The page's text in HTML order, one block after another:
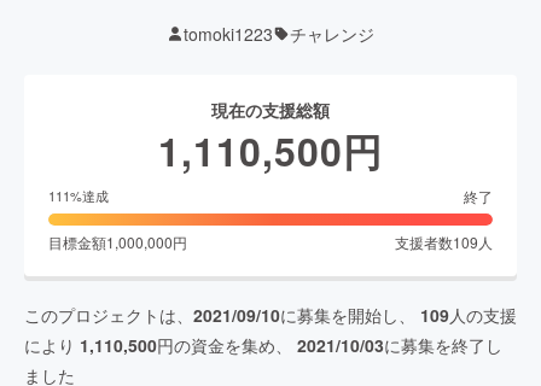
tomoki1223 チャレンジ
現在の支援総額
1,110,500円
111%達成 終了
目標金額1,000,000円 支援者数109 人
このプロジェクトは、 2021/09/10に募集を開始し、 109人の支援
により 1,110,500円の資金を集め、 2021/10/03に募集を終了し
ました